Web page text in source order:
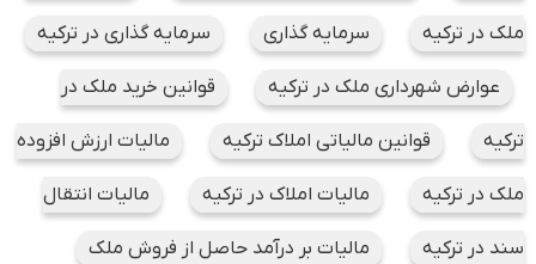
ملک در ترکیه سرمایه گذاری سرمایه گذاری در ترکیه
عوارض شهرداری ملک در ترکیه قوانین خرید ملک در
ترکیه قوانین مالیاتی املاک ترکیه مالیات ارزش افزوده
ملک در ترکیه مالیات املاک در ترکیه مالیات انتقال
سند در ترکیه مالیات بر درآمد حاصل از فروش ملک